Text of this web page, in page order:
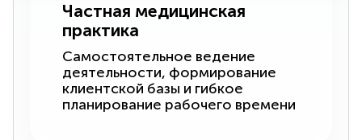
Частная медицинская
практика
Самостоятельное ведение
деятельности, формирование
клиентской базы и гибкое
планирование рабочего времени